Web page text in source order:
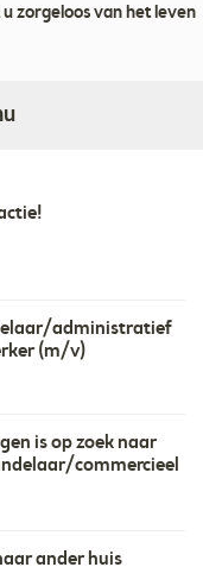
zorgeloos van het leven
administratief
(m/v)
is op zoek naar
commercieel
ander huis